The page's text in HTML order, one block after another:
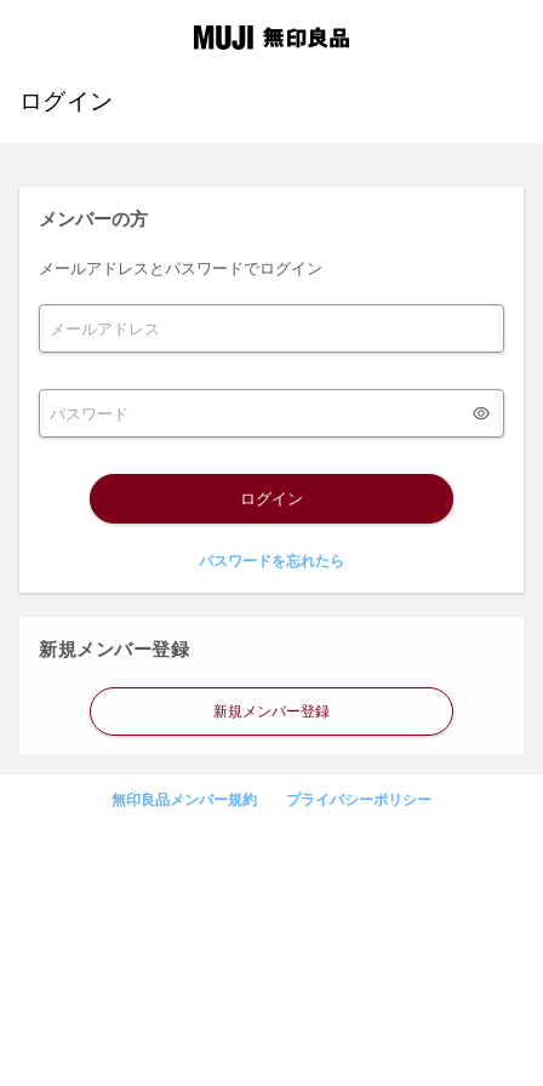
ログイン
メンバーの方
メールアドレスとパスワードでログイン
ログイン
パスワードを忘れたら
新規メンバー登録
新規メンバー登録
無印良品メンバー規約 プライバシーポリシー